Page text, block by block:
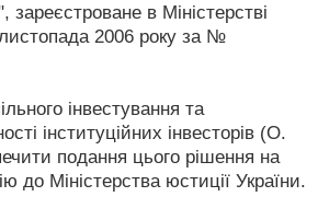
зареєстроване в Міністерстві
2006 року за №
інвестування та
інституційних інвесторів (О.
подання цього рішення на
до Міністерства юстиції України.